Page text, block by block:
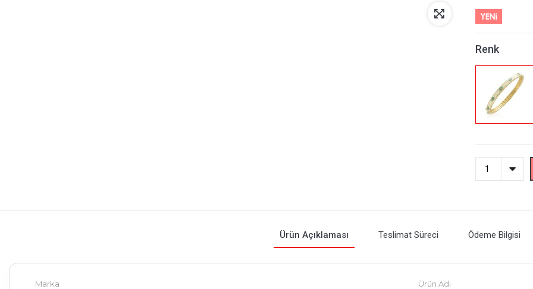
Renk
Ürün Açıklaması Teslimat Süreci Ödeme Bilgisi
Marka Ürün Adı